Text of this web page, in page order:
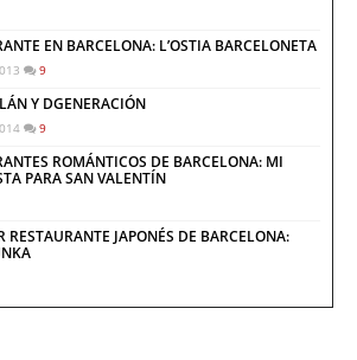
EN BARCELONA: L’OSTIA BARCELONETA
9
Y DGENERACIÓN
9
ROMÁNTICOS DE BARCELONA: MI
PARA SAN VALENTÍN
RESTAURANTE JAPONÉS DE BARCELONA: